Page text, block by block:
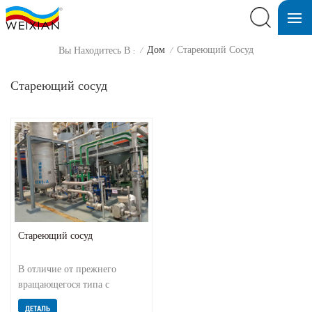
Вы Находитесь В : / Дом / Стареющий Сосуд
Стареющий сосуд
Стареющий сосуд
В отличие от прежнего
вращающегося типа с
мешалкой, наш является
ДЕТАЛЬ